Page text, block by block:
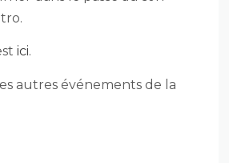
ici.
autres événements de la